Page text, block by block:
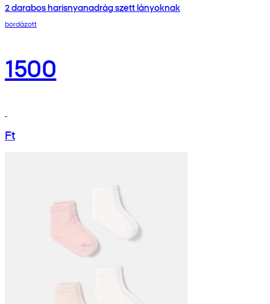
2 darabos harisnyanadrág szett lányoknak
bordázott
1500
Ft